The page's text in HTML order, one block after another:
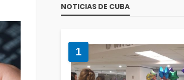
NOTICIAS DE CUBA
1